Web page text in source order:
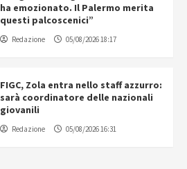
ha emozionato. Il Palermo merita
questi palcoscenici”
Redazione 05/08/2026 18:17
FIGC, Zola entra nello staff azzurro:
sarà coordinatore delle nazionali
giovanili
Redazione 05/08/2026 16:31